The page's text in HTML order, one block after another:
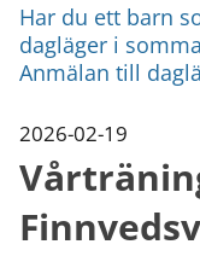
Har du ett barn
dagläger i
Anmälan till
2026-02-19